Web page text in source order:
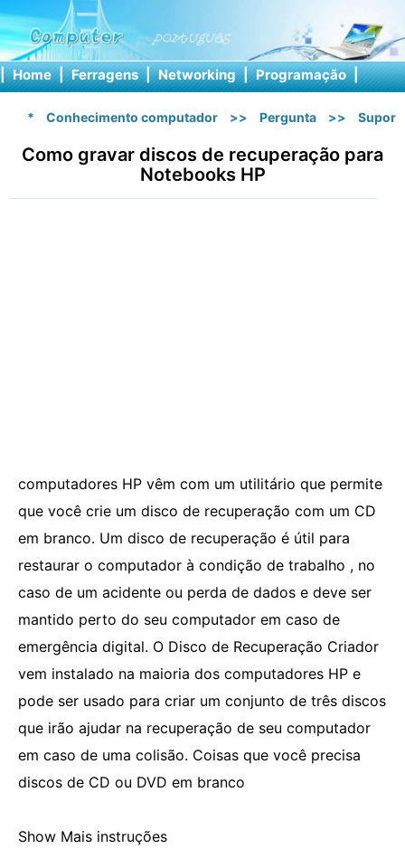
| Home | Ferragens | Networking | Programação |
* Conhecimento computador >> Pergunta >>
Como gravar discos de recuperação para
Notebooks HP
computadores HP vêm com um utilitário que permite
que você crie um disco de recuperação com um CD
em branco. Um disco de recuperação é útil para
restaurar o computador à condição de trabalho , no
caso de um acidente ou perda de dados e deve ser
mantido perto do seu computador em caso de
emergência digital. O Disco de Recuperação Criador
vem instalado na maioria dos computadores HP e
pode ser usado para criar um conjunto de três discos
que irão ajudar na recuperação de seu computador
em caso de uma colisão. Coisas que você precisa
discos de CD ou DVD em branco
Show Mais instruções